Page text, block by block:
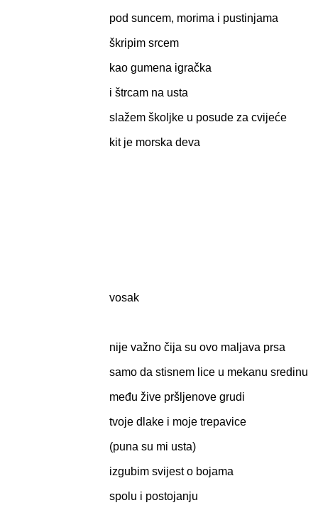
pod suncem, morima i pustinjama
škripim srcem
kao gumena igračka
i štrcam na usta
slažem školjke u posude za cvijeće
kit je morska deva
vosak
nije važno čija su ovo maljava prsa
samo da stisnem lice u mekanu sredinu
među žive pršljenove grudi
tvoje dlake i moje trepavice
(puna su mi usta)
izgubim svijest o bojama
spolu i postojanju